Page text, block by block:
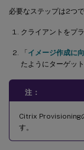
必要なステップは2つで
クライアントをプ
「イメージ作成に
たようにターゲッ
注：
Citrix Provisioning
す。